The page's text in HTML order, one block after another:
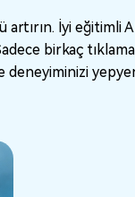
İyi eğitimli
birkaç